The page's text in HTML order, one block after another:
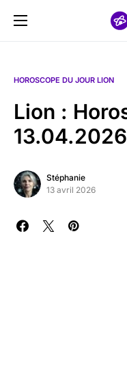
HOROSCOPE DU JOUR LION
Lion :
13.04.2026
Stéphanie
13 avril 2026